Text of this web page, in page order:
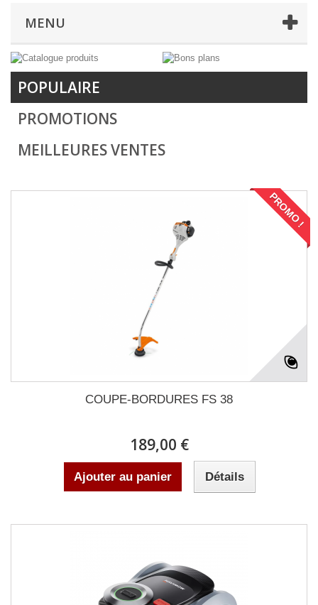
MENU
POPULAIRE
PROMOTIONS
MEILLEURES VENTES
PROMO !
COUPE-BORDURES FS 38
189,00 €
Ajouter au panier Détails